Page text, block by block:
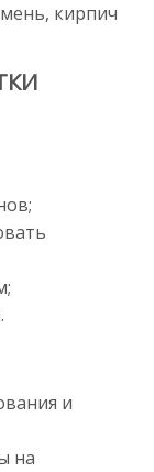
кирпич
и
на